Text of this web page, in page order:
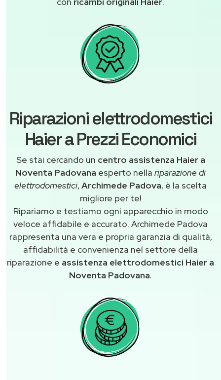
Riparazioni elettrodomestici
Haier a Prezzi Economici
Se stai cercando un centro assistenza Haier a
Noventa Padovana esperto nella riparazione di
elettrodomestici,Archimede Padova, è la scelta
migliore per te!
Ripariamo e testiamo ogni apparecchio in modo
veloce affidabile e accurato. Archimede Padova
rappresenta una vera e propria garanzia di qualità,
affidabilità e convenienza nel settore della
riparazione e assistenza elettrodomestici Haier a
Noventa Padovana.